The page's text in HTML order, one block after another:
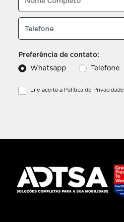
Preferência de contato:
Whatsapp
Telefone
Li e aceito a Política de Privacidade